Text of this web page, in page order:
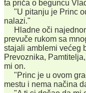
ta priča o beguncu
"U pitanju je Princ
nalazi."
Hladne oči
prevuče rukom sa
stajali amblemi većeg
Prevoznika,
mi on.
"Princ je u ovom
mestu i nema načina